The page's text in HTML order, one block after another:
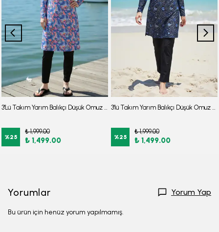
%25
₺ 1,999.00
₺ 1,499.00 %25
₺ 1,999.00
₺ 1,499.00
Yorumlar Yorum Yap
Bu ürün için henüz yorum yapılmamış.